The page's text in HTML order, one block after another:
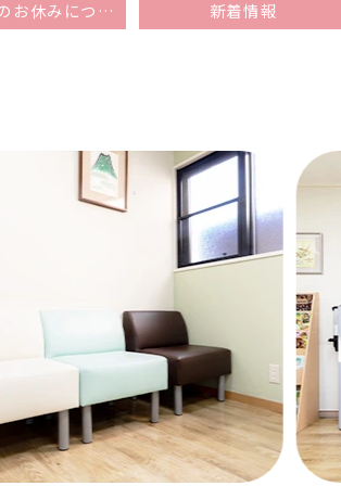
年末年始のお休みについて 新着情報